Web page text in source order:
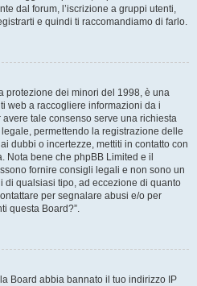
dal forum, l’iscrizione a gruppi utenti,
e quindi ti raccomandiamo di farlo.
protezione dei minori del 1998, è una
web a raccogliere informazioni da i
tale consenso serve una richiesta
permettendo la registrazione delle
dubbi o incertezze, mettiti in contatto con
Nota bene che phpBB Limited e il
fornire consigli legali e non sono un
di qualsiasi tipo, ad eccezione di quanto
per segnalare abusi e/o per
questa Board?”.
Board abbia bannato il tuo indirizzo IP